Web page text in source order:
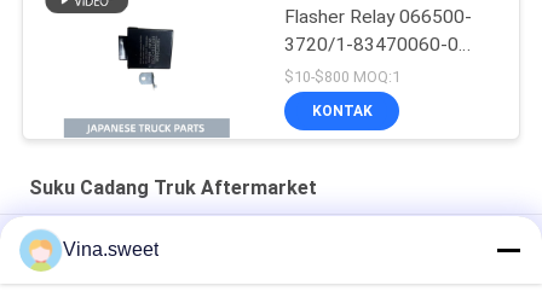
Flasher Relay 066500-
3720/1-83470060-0
untuk Isuzu NPR FTR
FSR 4HK1 6HK1 Bagian
truk Isuzu
$10-$800 MOQ:1
KONTAK
Suku Cadang Truk Aftermarket
Suku Cadang Truk Aftermarket Mesin 4D33 Crankshaft
Suku Cadang Truk Mesin 24V 11T Starter 6WA1 6WG1
Vina.sweet